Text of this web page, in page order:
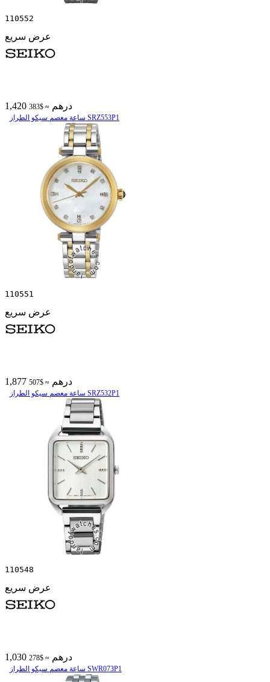
110552
عرض سريع
1,420 درهم ≈ $383
ساعة معصم سیکو الطراز SRZ553P1
110551
عرض سريع
1,877 درهم ≈ $507
ساعة معصم سیکو الطراز SRZ532P1
110548
عرض سريع
1,030 درهم ≈ $278
ساعة معصم سیکو الطراز SWR073P1